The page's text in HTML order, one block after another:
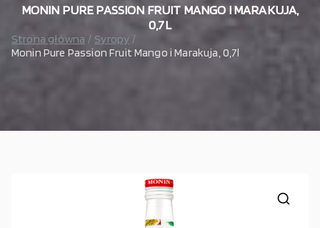
gastrono
mii
MONIN PURE PASSION FRUIT MANGO I MARAKUJA,
0,7L
Strona główna
Syropy
Monin Pure Passion Fruit Mango i Marakuja, 0,7l